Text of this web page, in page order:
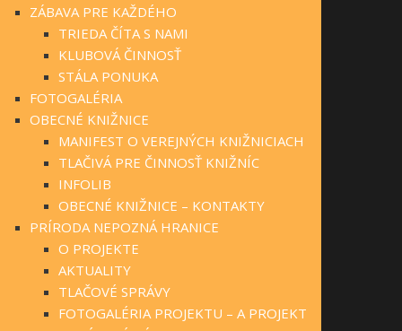
ZÁBAVA PRE KAŽDÉHO
TRIEDA ČÍTA S NAMI
KLUBOVÁ ČINNOSŤ
STÁLA PONUKA
FOTOGALÉRIA
OBECNÉ KNIŽNICE
MANIFEST O VEREJNÝCH KNIŽNICIACH
TLAČIVÁ PRE ČINNOSŤ KNIŽNÍC
INFOLIB
OBECNÉ KNIŽNICE – KONTAKTY
PRÍRODA NEPOZNÁ HRANICE
O PROJEKTE
AKTUALITY
TLAČOVÉ SPRÁVY
FOTOGALÉRIA PROJEKTU – A PROJEKT